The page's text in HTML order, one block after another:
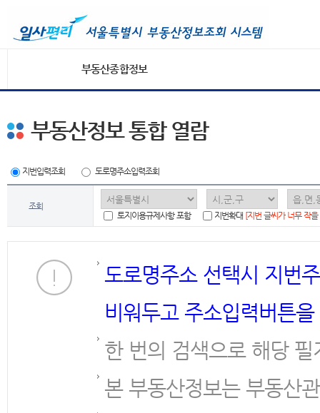
부동산종합정보
부동산정보 통합 열람
지번입력조회 도로명주소입력조회
조회
토지이용규제사항 포함
지번확대 [지번 글씨가 너무 작
도로명주소 선택시 지번
비워두고 주소입력버튼
한 번의 검색으로 해당
본 부동산정보는 부동산